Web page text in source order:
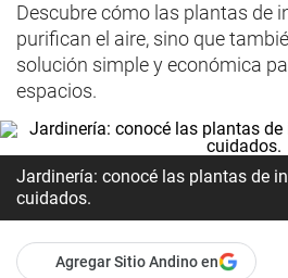
Descubre cómo las plantas de
purifican el aire, sino que
solución simple y económica
espacios.
Jardinería: conocé las plantas de
cuidados.
Agregar Sitio Andino en